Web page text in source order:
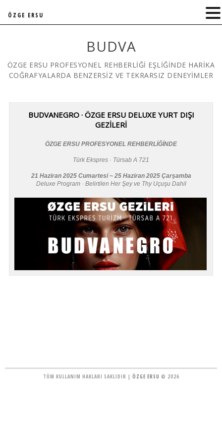
BUDVA
ÖZGE ERSU PROFESYONEL REHBERLİĞİ EŞLİĞİNDE HARİKA
COĞRAFYALARDA BENZERSİZ VE TEKRARSIZ DENEYİMLER
BUDVANEGRO · ÖZGE ERSU DELUXE YURT DIŞI
GEZİLERİ
ÖZGE ERSU PROFESYONEL REHBERLİĞİNDE
Türk Ekspres · Türsab A 721
21 Haziran 2025 Cumartesi ~ 25 Haziran 2025 Çarşamba
Deluxe Program · Belirtilen Her Şey ve Thy Uçuşu Dahil
TÜM KULLANIM HAKLARI SAKLIDIR | ÖZGE ERSU © 2026
ÖZGE ERSU